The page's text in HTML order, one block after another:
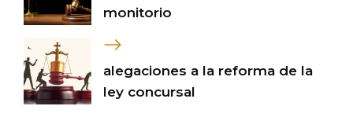
monitorio
alegaciones a la reforma de la
ley concursal